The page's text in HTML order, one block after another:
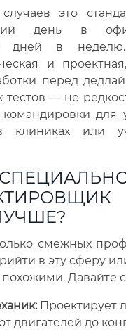
это
день в
дней в
и
перед
— не
для
клиниках или
смежных
в эту сферу
похожими. Давайте
Проектирует
двигателей до